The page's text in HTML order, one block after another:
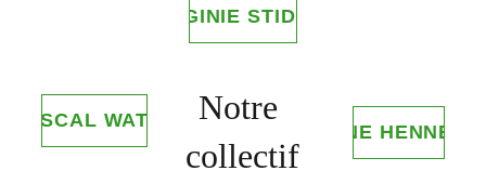
VIRGINIE STIDLER
COLINE
PASCAL WATEL
Notre
collectif